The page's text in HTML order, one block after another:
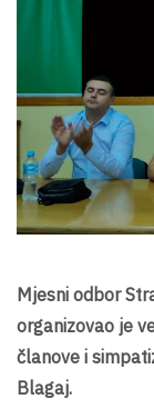
Mjesni odbor
organizovao je
članove i
Blagaj.